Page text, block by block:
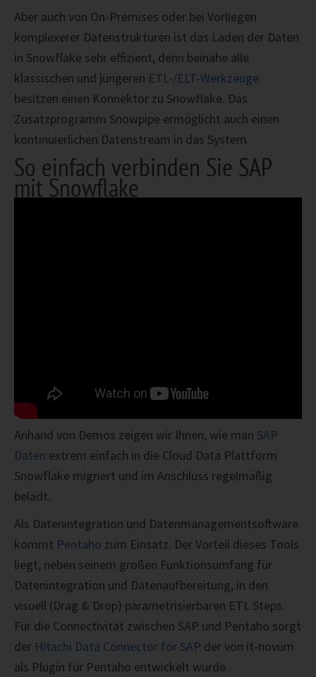
Aber auch von On-Premises oder bei Vorliegen
komplexerer Datenstrukturen ist das Laden der Daten
in Snowflake sehr effizient, denn beinahe alle
klassischen und jüngeren ETL-/ELT-Werkzeuge
besitzen einen Konnektor zu Snowflake. Das
Zusatzprogramm Snowpipe ermöglicht auch einen
kontinuierlichen Datenstream in das System.
So einfach verbinden Sie SAP
mit Snowflake
Anhand von Demos zeigen wir Ihnen, wie man SAP
Daten extrem einfach in die Cloud Data Plattform
Snowflake migriert und im Anschluss regelmäßig
belädt.
Als Datenintegration und Datenmanagementsoftware
kommt Pentaho zum Einsatz. Der Vorteil dieses Tools
liegt, neben seinem großen Funktionsumfang für
Datenintegration und Datenaufbereitung, in den
visuell (Drag & Drop) parametrisierbaren ETL Steps.
Für die Connectivität zwischen SAP und Pentaho sorgt
der Hitachi Data Connector for SAP der von it-novum
als Plugin für Pentaho entwickelt wurde.